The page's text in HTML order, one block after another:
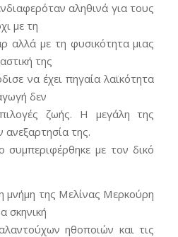
αληθινά για τους
με τη
αλλά με τη φυσικότητα μιας
της
να έχει πηγαία λαϊκότητα
δεν
ζωής. Η μεγάλη της
ανεξαρτησία της.
συμπεριφέρθηκε με τον δικό
μνήμη της Μελίνας Μερκούρη
σκηνική
ηθοποιών και τις